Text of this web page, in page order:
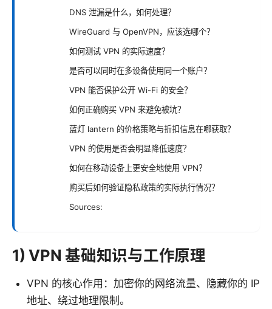
DNS 泄漏是什么，如何处理？
WireGuard 与 OpenVPN，应该选哪个？
如何测试 VPN 的实际速度？
是否可以同时在多设备使用同一个账户？
VPN 能否保护公开 Wi-Fi 的安全？
如何正确购买 VPN 来避免被坑？
蓝灯 lantern 的价格策略与折扣信息在哪获取？
VPN 的使用是否会明显降低速度？
如何在移动设备上更安全地使用 VPN？
购买后如何验证隐私政策的实际执行情况？
Sources:
1) VPN 基础知识与工作原理
VPN 的核心作用：加密你的网络流量、隐藏你的 IP
地址、绕过地理限制。